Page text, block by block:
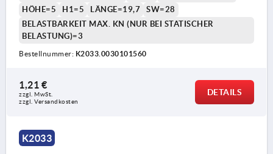
HÖHE=5
H1=5 LÄNGE=19,7
SW=28
BELASTBARKEIT MAX. KN (NUR BEI STATISCHER
BELASTUNG)=3
Bestellnummer: K2033.0030101560
1,21 €
zzgl. MwSt.
zzgl. Versandkosten
DETAILS
K2033